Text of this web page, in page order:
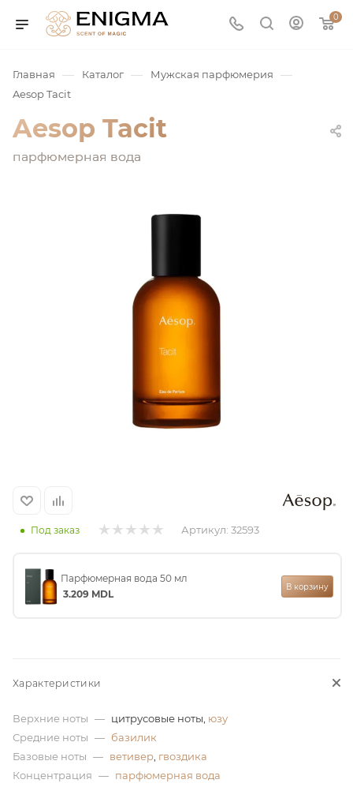
0
сертификат
Главная — Каталог — Мужская парфюмерия —
Aesop Tacit
Aesop Tacit
парфюмерная вода
Под заказ Артикул: 32593
Парфюмерная вода 50 мл
3.209 MDL
В корзину
Характеристики
Верхние ноты — цитрусовые ноты, юзу
Средние ноты — базилик
Базовые ноты — ветивер гвоздика
Концентрация — парфюмерная вода